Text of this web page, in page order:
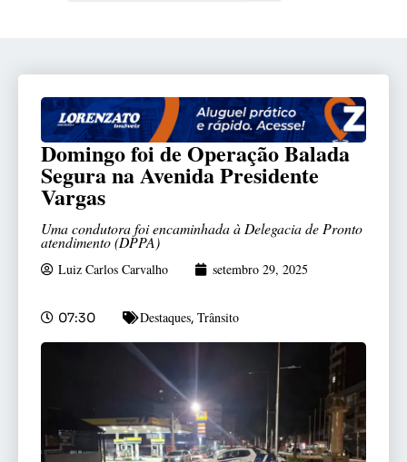
Domingo foi de Operação Balada
Segura na Avenida Presidente
Vargas
Uma condutora foi encaminhada à Delegacia de Pronto
atendimento (DPPA)
Luiz Carlos Carvalho setembro 29, 2025
07:30 Destaques, Trânsito